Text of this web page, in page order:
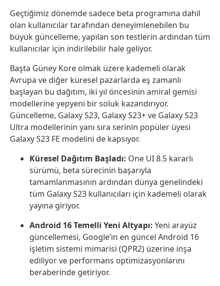
Geçtiğimiz dönemde sadece beta programına dahil
olan kullanıcılar tarafından deneyimlenebilen bu
büyük güncelleme, yapılan son testlerin ardından tüm
kullanıcılar için indirilebilir hale geliyor.
Başta Güney Kore olmak üzere kademeli olarak
Avrupa ve diğer küresel pazarlarda eş zamanlı
başlayan bu dağıtım, iki yıl öncesinin amiral gemisi
modellerine yepyeni bir soluk kazandırıyor.
Güncelleme, Galaxy S23, Galaxy S23+ ve Galaxy S23
Ultra modellerinin yanı sıra serinin popüler üyesi
Galaxy S23 FE modelini de kapsıyor.
Küresel Dağıtım Başladı: One UI 8.5 kararlı
sürümü, beta sürecinin başarıyla
tamamlanmasının ardından dünya genelindeki
tüm Galaxy S23 kullanıcıları için kademeli olarak
yayına giriyor.
Android 16 Temelli Yeni Altyapı: Yeni arayüz
güncellemesi, Google’ın en güncel Android 16
işletim sistemi mimarisi (QPR2) üzerine inşa
ediliyor ve performans optimizasyonlarını
beraberinde getiriyor.